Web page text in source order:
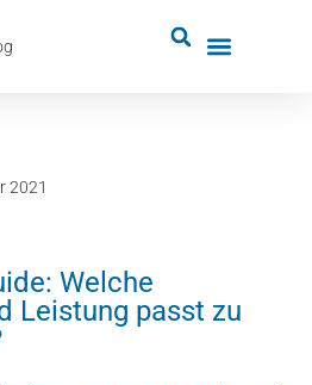
2021
Welche
Leistung passt zu